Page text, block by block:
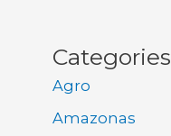
Categories
Agro
Amazonas